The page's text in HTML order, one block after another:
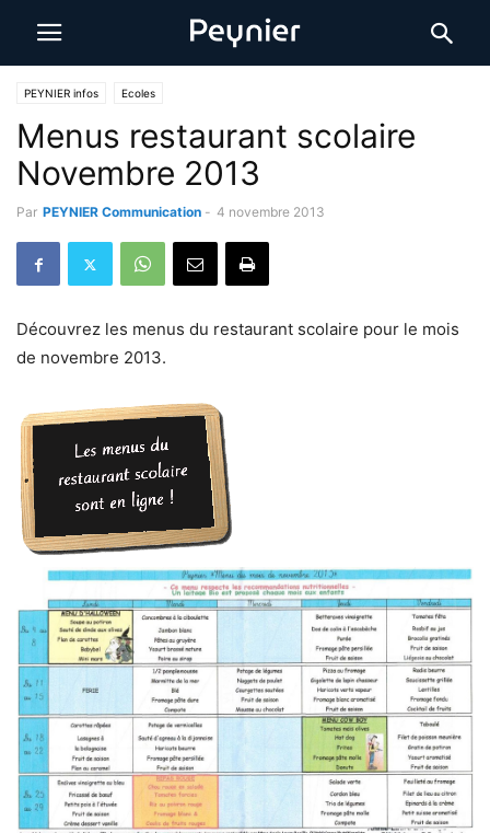
PEYNIER infos Ecoles
Menus restaurant scolaire
Novembre 2013
Par PEYNIER Communication - 4 novembre 2013
Découvrez les menus du restaurant scolaire pour le mois
de novembre 2013.